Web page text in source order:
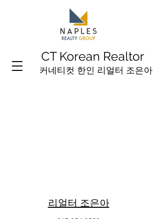
커네티컷 한인 리얼터 조은아
CT Korean Realtor
​리얼터 조은아